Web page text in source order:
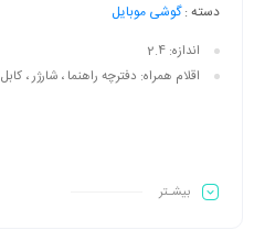
دسته :گوشی موبایل
اندازه: 2.4
اقلام همراه: دفترچه‌ راهنما ، شارژر ، کابل USB ، هندزفری
بیشـتر